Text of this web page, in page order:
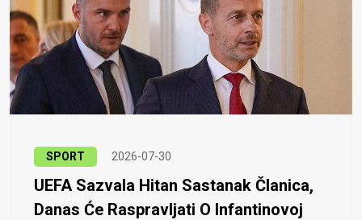
SPORT 2026-07-30
UEFA Sazvala Hitan Sastanak Članica,
Danas Će Raspravljati O Infantinovoj